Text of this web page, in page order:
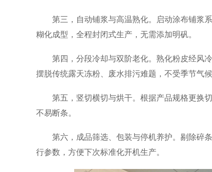
第三，自动铺浆与高温熟化。启动涂布铺浆
糊化成型，全程封闭式生产，无需添加明矾。
第四，分段冷却与双阶老化。熟化粉皮经风
摆脱传统露天冻粉、废水排污难题，不受季节气候
第五，竖切横切与烘干。根据产品规格更换
不易断条。
第六，成品筛选、包装与停机养护。剔除碎
行参数，方便下次标准化开机生产。